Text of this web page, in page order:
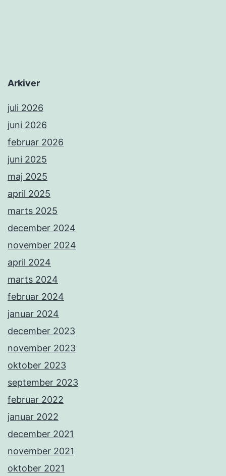
Arkiver
juli 2026
juni 2026
februar 2026
juni 2025
maj 2025
april 2025
marts 2025
december 2024
november 2024
april 2024
marts 2024
februar 2024
januar 2024
december 2023
november 2023
oktober 2023
september 2023
februar 2022
januar 2022
december 2021
november 2021
oktober 2021